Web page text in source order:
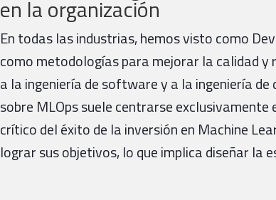
en la organización
En todas las industrias, hemos visto como
como metodologías para mejorar la calidad
a la ingeniería de software y a la ingeniería
sobre MLOps suele centrarse
crítico del éxito de la inversión en Machine
lograr sus objetivos, lo que implica diseñar la